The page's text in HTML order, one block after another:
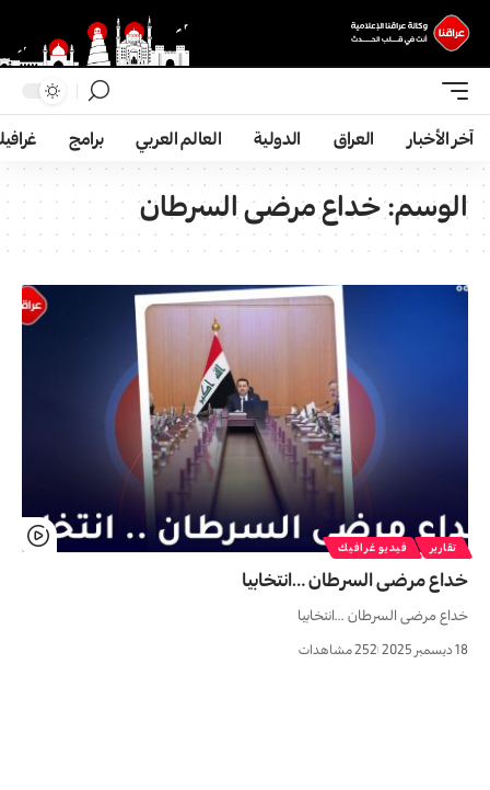
آخر الأخبار العراق الدولية العالم العربي برامج
الوسم:خداع مرضی السرطان
تقارير فيديو غرافيك
خداع مرضی السرطان …انتخابیا
خداع مرضی السرطان ...انتخابیا
18 ديسمبر 2025 252 مشاهدات